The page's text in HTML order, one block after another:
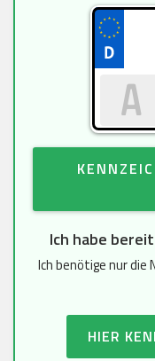
Ich habe
Ich benötige nur
HIER